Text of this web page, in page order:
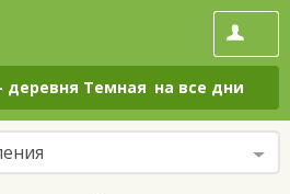
деревня Темная на все дни